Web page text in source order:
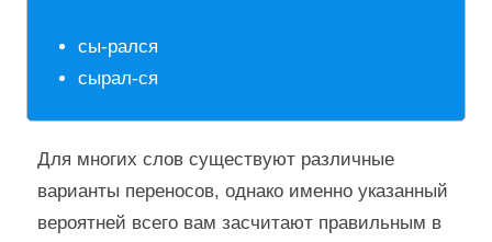
сы-рался
сырал-ся
Для многих слов существуют различные
варианты переносов, однако именно указанный
вероятней всего вам засчитают правильным в